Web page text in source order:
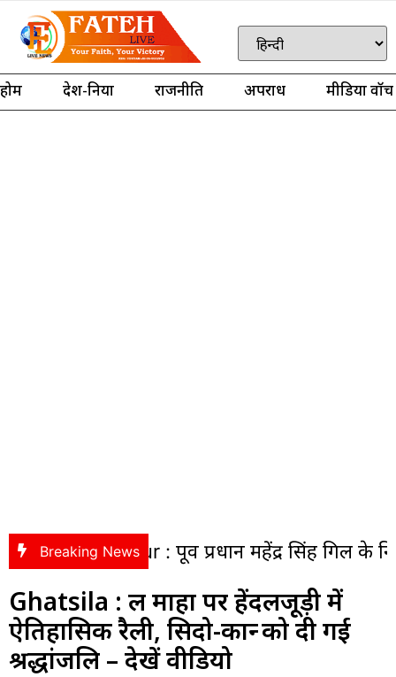
होम देश-दुनिया राजनीति अपराध मीडिया वॉच
Breaking News
: पूर्व प्रधान महेंद्र सिंह गिल के निधन पर
Ghatsila : हुल माहा पर हेंदलजूड़ी में
ऐतिहासिक रैली, सिदो-कान्हु को दी गई
श्रद्धांजलि – देखें वीडियो